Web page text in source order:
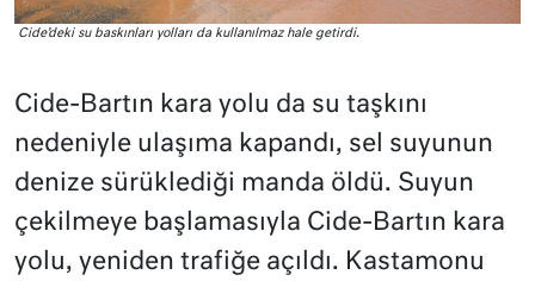
Cide’deki su baskınları yolları da kullanılmaz hale getirdi.
Cide-Bartın kara yolu da su taşkını
nedeniyle ulaşıma kapandı, sel suyunun
denize sürüklediği manda öldü. Suyun
çekilmeye başlamasıyla Cide-Bartın kara
yolu, yeniden trafiğe açıldı. Kastamonu